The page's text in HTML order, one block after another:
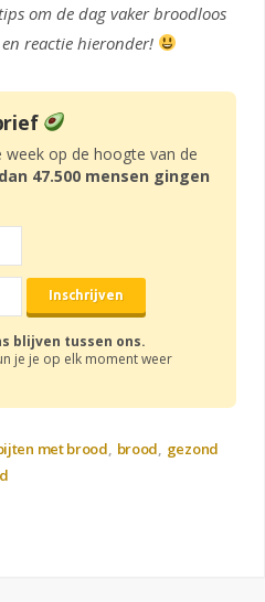
om de dag vaker broodloos
reactie hieronder!
op de hoogte van de
47.500 mensen gingen
blijven tussen ons.
je je op elk moment weer
met brood brood gezond